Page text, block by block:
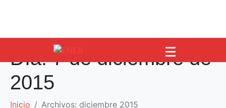
Día:7 de diciembre de
2015
Inicio Archivos: diciembre 2015